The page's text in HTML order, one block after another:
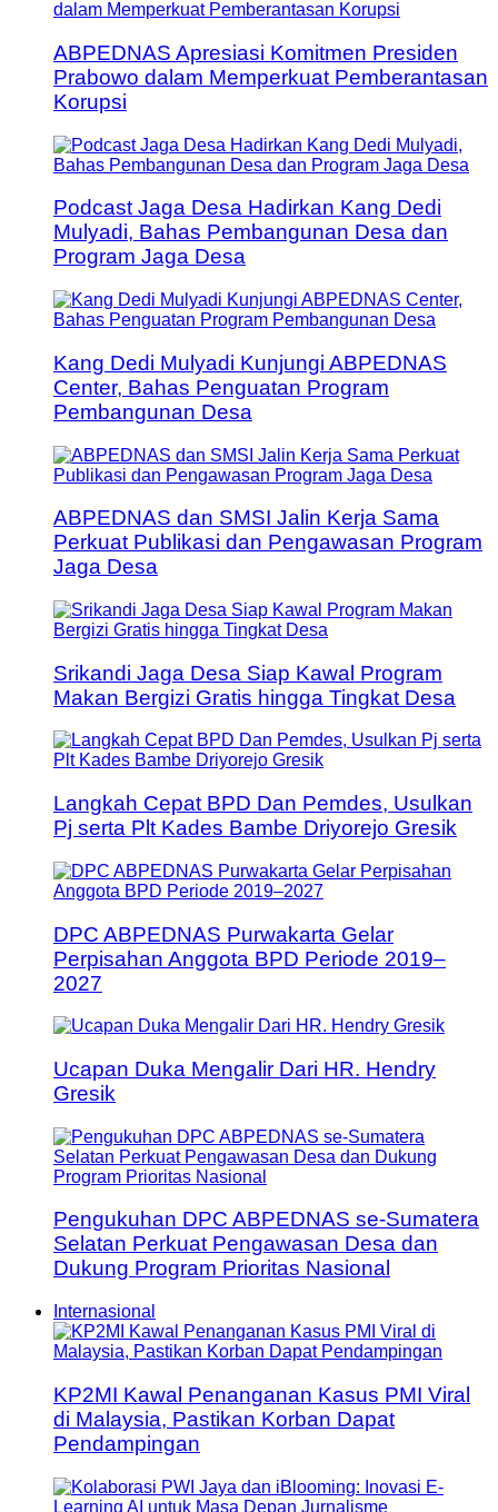
ABPEDNAS Apresiasi Komitmen Presiden
Prabowo dalam Memperkuat Pemberantasan
Korupsi
Podcast Jaga Desa Hadirkan Kang Dedi
Mulyadi, Bahas Pembangunan Desa dan
Program Jaga Desa
Kang Dedi Mulyadi Kunjungi ABPEDNAS
Center, Bahas Penguatan Program
Pembangunan Desa
ABPEDNAS dan SMSI Jalin Kerja Sama
Perkuat Publikasi dan Pengawasan Program
Jaga Desa
Srikandi Jaga Desa Siap Kawal Program
Makan Bergizi Gratis hingga Tingkat Desa
Langkah Cepat BPD Dan Pemdes, Usulkan
Pj serta Plt Kades Bambe Driyorejo Gresik
DPC ABPEDNAS Purwakarta Gelar
Perpisahan Anggota BPD Periode 2019–
2027
Ucapan Duka Mengalir Dari HR. Hendry
Gresik
Pengukuhan DPC ABPEDNAS se-Sumatera
Selatan Perkuat Pengawasan Desa dan
Dukung Program Prioritas Nasional
Internasional
KP2MI Kawal Penanganan Kasus PMI Viral
di Malaysia, Pastikan Korban Dapat
Pendampingan